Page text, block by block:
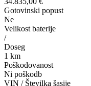
Gotovinski popust
Ne
Velikost baterije
/
Doseg
1 km
Poškodovanost
Ni poškodb
VIN / Številka šasije